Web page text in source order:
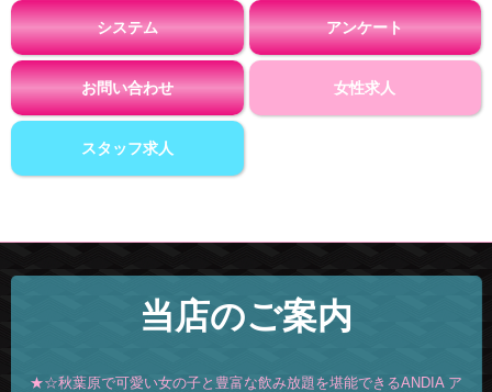
システム アンケート
お問い合わせ 女性求人
スタッフ求人
当店のご案内
★☆秋葉原で可愛い女の子と豊富な飲み放題を堪能できるANDIA ア